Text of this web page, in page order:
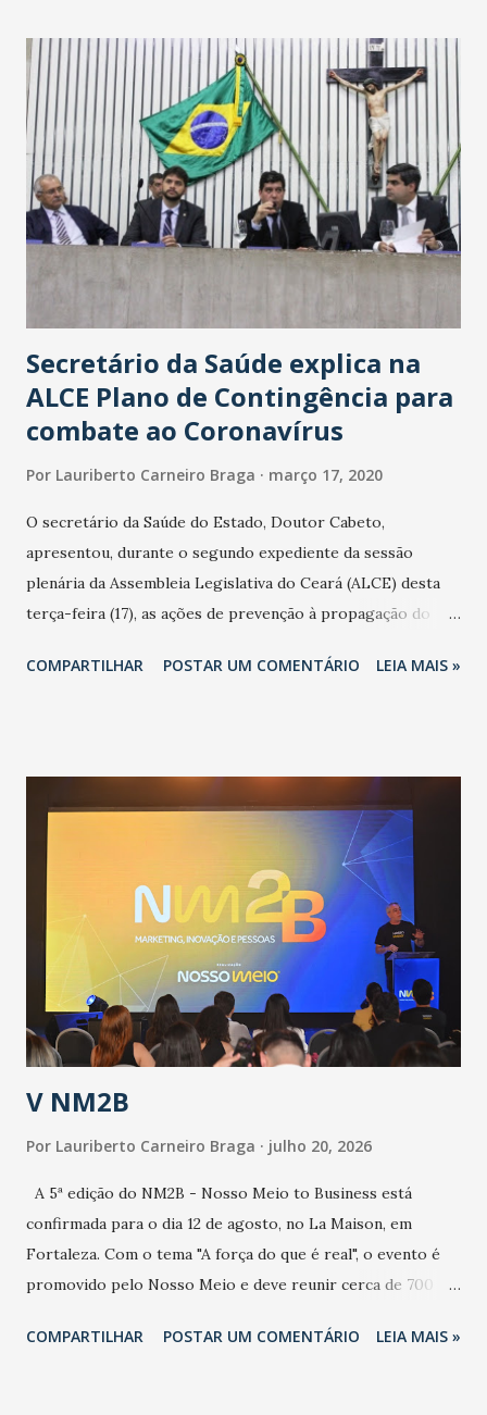
Secretário da Saúde explica na
ALCE Plano de Contingência para
combate ao Coronavírus
Por Lauriberto Carneiro Braga março 17, 2020
O secretário da Saúde do Estado, Doutor Cabeto,
apresentou, durante o segundo expediente da sessão
plenária da Assembleia Legislativa do Ceará (ALCE) desta
terça-feira (17), as ações de prevenção à propagação do
adotadas pelo Governo do Estado na contenção da
população suspeita e de cuidados com os ambientes
públicos e domiciliares. “Nós não estamos vivendo uma
epidemia comum, como temos em todos os anos, com
aumento de casos de dengue, influenza ou H1N1. Trata-se
de uma epidemia com um vírus diferente, com um poder de
contaminação maior que outros coronavírus”, apontou o
secretário. Segundo ele, é uma epidemia com chance de
contaminação alta, podendo gerar um grande risco à
população e ao sistema de saúde. “Precisamos saber fazer a
estratificação do risco da doença, para não so...
COMPARTILHAR POSTAR UM COMENTÁRIO LEIA MAIS »
V NM2B
Por Lauriberto Carneiro Braga julho 20, 2026
A 5ª edição do NM2B - Nosso Meio to Business está
confirmada para o dia 12 de agosto, no La Maison, em
Fortaleza. Com o tema "A força do que é real", o evento é
promovido pelo Nosso Meio e deve reunir cerca de 700
e lideranças do Mercado Nacional. Desde 2022, o NM2B
COMPARTILHAR POSTAR UM COMENTÁRIO LEIA MAIS »